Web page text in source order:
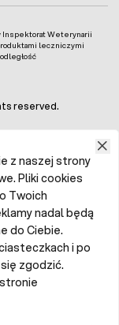
Inspektorat Weterynarii
leczniczymi
reserved.
z naszej strony
Pliki cookies
Twoich
nadal będą
do Ciebie.
i po
zgodzić.